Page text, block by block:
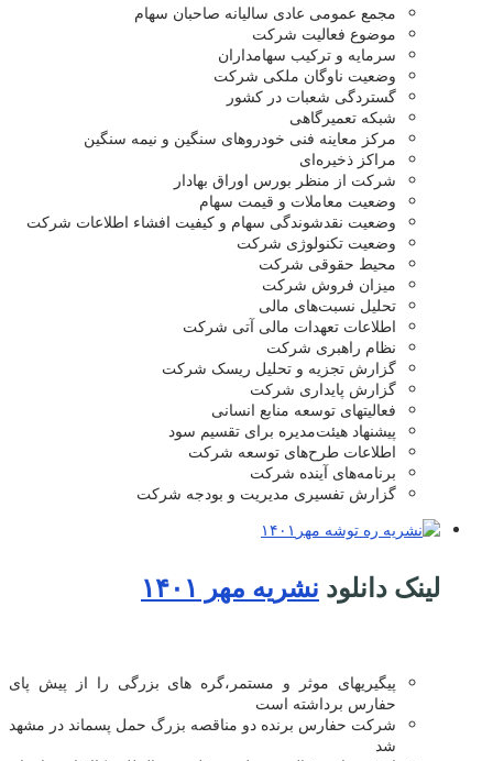
مجمع عمومی عادی سالیانه صاحبان سهام
موضوع فعالیت شرکت
سرمایه و ترکیب سهامداران
وضعیت ناوگان ملکی شرکت
گستردگی شعبات در کشور
شبکه تعمیرگاهی
مرکز معاینه فنی خودروهای سنگین و نیمه سنگین
مراکز ذخیره‌ای
شرکت از منظر بورس اوراق بهادار
وضعیت معاملات و قیمت سهام
وضعیت نقدشوندگی سهام و کیفیت افشاء اطلاعات شرکت
وضعیت تکنولوژی شرکت
محیط حقوقی شرکت
میزان فروش شرکت
تحلیل نسبت‌های مالی
اطلاعات تعهدات مالی آتی شرکت
نظام راهبری شرکت
گزارش تجزیه و تحلیل ریسک شرکت
گزارش پایداری شرکت
فعالیتهای توسعه منابع انسانی
پیشنهاد هیئت‌مدیره برای تقسیم سود
اطلاعات طرح‌های توسعه شرکت
برنامه‌های آینده شرکت
گزارش تفسیری مدیریت و بودجه شرکت
لینک دانلود نشریه مهر ۱۴۰۱
پیگیریهای موثر و مستمر،گره های بزرگی را از پیش پای
حفارس برداشته است
شرکت حفارس برنده دو مناقصه بزرگ حمل پسماند در مشهد
شد